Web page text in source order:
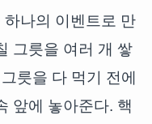
나의 이벤트로 만
그릇을 여러 개 쌓
릇을 다 먹기 전에
앞에 놓아준다. 핵